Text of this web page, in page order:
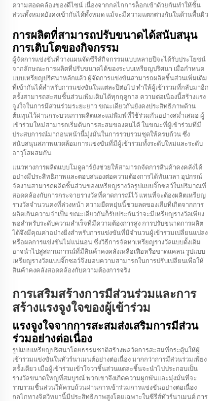
ความสอดคล้องของดีไซน์ เนื่องจากกลไกการล็อกเข้าด้วยกันทำให้ชิ้น
ส่วนทั้งหมดยังคงเข้ากันได้ทั้งหมด แม้จะมีความแตกต่างกันในด้านพื้นผิว
การผลิตที่สามารถปรับขนาดได้สนับสนุน
การเติบโตของกิจกรรม
ผู้จัดการแข่งขันที่วางแผนจัดซีรีส์กิจกรรมแบบหลายปีจะได้รับประโยชน์
จากลักษณะการผลิตที่ปรับขนาดได้ของระบบเหรียญปริศนา เมื่อกำหนด
แบบเหรียญปริศนาหลักแล้ว ผู้จัดการแข่งขันสามารถผลิตชิ้นส่วนเพิ่มเติม
ที่เข้ากันได้สำหรับการแข่งขันในแต่ละปีต่อไป ทำให้ผู้เข้าร่วมที่กลับมาอีก
ครั้งสามารถสะสมชิ้นส่วนเพิ่มเติมได้ทุกฤดูกาล ความต่อเนื่องนี้สร้างแรง
จูงใจในการมีส่วนร่วมระยะยาว ขณะเดียวกันยังคงประสิทธิภาพด้าน
ต้นทุนไว้ผ่านกระบวนการผลิตและแม่พิมพ์ที่ใช้ร่วมกันอย่างสม่ำเสมอ ผู้
เข้าร่วมใหม่สามารถเริ่มต้นการสะสมของตนได้ ในขณะที่ผู้เข้าร่วมที่มี
ประสบการณ์มาก่อนหน้านี้มุ่งมั่นในการรวบรวมชุดให้ครบถ้วน ซึ่ง
สนับสนุนสภาพแวดล้อมการแข่งขันที่มีผู้เข้าร่วมทั้งระดับใหม่และระดับ
อาวุโสผสมกัน
แนวทางการผลิตแบบโมดูลาร์ยังช่วยให้สามารถจัดการสินค้าคงคลังได้
อย่างมีประสิทธิภาพและตอบสนองต่อความต้องการได้ทันเวลา อุปกรณ์
จัดงานสามารถผลิตชิ้นส่วนของเหรียญรางวัลรูปแบบจิ๊กซอว์ในปริมาณที่
สอดคล้องกับการกระจายรางวัลที่คาดการณ์ไว้ แทนที่จะต้องผลิตเหรียญ
รางวัลจำนวนคงที่ล่วงหน้า ความยืดหยุ่นนี้ช่วยลดของเสียที่เกิดจากการ
ผลิตเกินความจำเป็น ขณะเดียวกันก็รับประกันว่าจะมีเหรียญรางวัลเพียง
พอสำหรับระดับความสำเร็จที่มีความต้องการสูง การปรับขนาดการผลิต
ได้จึงมีคุณค่าอย่างยิ่งสำหรับการแข่งขันที่มีจำนวนผู้เข้าร่วมเปลี่ยนแปลง
หรือผลการแข่งขันไม่แน่นอน ซึ่งวิธีการจัดหาเหรียญรางวัลแบบดั้งเดิม
อาจนำไปสู่สถานการณ์ที่มีสินค้าคงคลังเหลือเฟือหรือขาดแคลน รูปแบบ
เหรียญรางวัลแบบจิ๊กซอว์จึงมอบความสามารถในการปรับเปลี่ยนเพื่อให้
สินค้าคงคลังสอดคล้องกับความต้องการจริง
การเสริมสร้างการมีส่วนร่วมและการ
สร้างแรงจูงใจของผู้เข้าร่วม
แรงจูงใจจากการสะสมส่งเสริมการมีส่วน
ร่วมอย่างต่อเนื่อง
รูปแบบเหรียญปริศนาโดยธรรมชาติสร้างพลวัตการสะสมที่กระตุ้นให้ผู้
เข้าร่วมแข่งขันในทัวร์นาเมนต์อย่างต่อเนื่อง มากกว่าการมีส่วนร่วมเพียง
ครั้งเดียว เมื่อผู้เข้าร่วมเข้าใจว่าชิ้นส่วนแต่ละชิ้นจะนำไปประกอบเป็น
รางวัลขนาดใหญ่ที่สมบูรณ์ พวกเขาจึงเกิดความผูกพันและมุ่งมั่นที่จะ
รวบรวมชิ้นส่วนให้ครบถ้วนผ่านการเข้าร่วมการแข่งขันอย่างต่อเนื่อง
กลไกทางจิตวิทยานี้มีประสิทธิภาพสูงโดยเฉพาะในซีรีส์ทัวร์นาเมนต์ การ